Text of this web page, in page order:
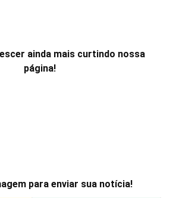
ainda mais curtindo nossa
página!
para enviar sua notícia!